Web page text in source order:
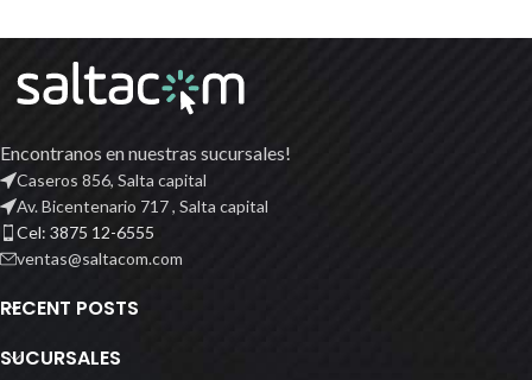
Encontranos en nuestras sucursales!
Caseros 856, Salta capital
Av. Bicentenario 717 , Salta capital
Cel: 3875 12-6555
ventas@saltacom.com
RECENT POSTS
SUCURSALES